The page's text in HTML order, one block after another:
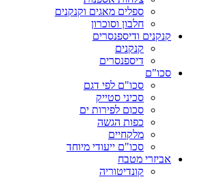
ספלים מאגים וקנקנים
חלבון וסוכרון
קנקנים ודיספנסרים
קנקנים
דיספנסרים
סכו"ם
סכו"ם לפי דגם
סכיני סטייק
סכום לפירות ים
כפות הגשה
מלקחיים
סכו"ם ייעודי מיוחד
אביזרי מטבח
קונדיטוריה